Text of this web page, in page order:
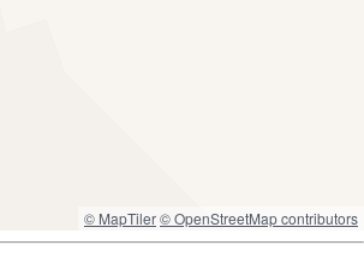
© MapTiler© OpenStreetMap contributors